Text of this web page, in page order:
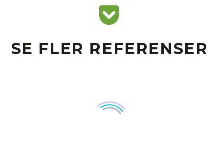


SE FLER REFERENSER